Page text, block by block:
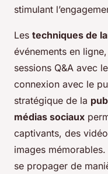
stimulant
Les techniques de
événements en
sessions Q&A avec
connexion avec le
stratégique de la
médias sociaux
captivants, des
images
se propager de